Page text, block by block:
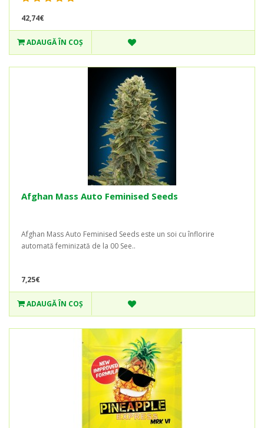
42,74€
ADAUGĂ ÎN COŞ
Afghan Mass Auto Feminised Seeds
Afghan Mass Auto Feminised Seeds este un soi cu înflorire
automată feminizată de la 00 See..
7,25€
ADAUGĂ ÎN COŞ